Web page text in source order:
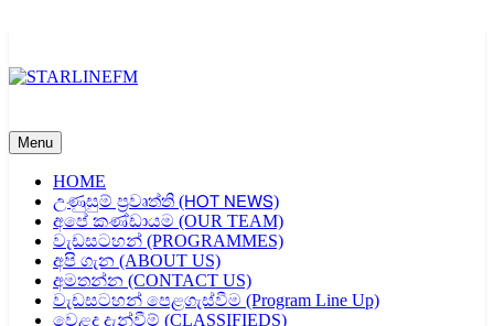
Menu
HOME
උණුසුම් ප්‍රවෘත්ති (𝖧𝖮𝖳 𝖭𝖤𝖶𝖲)
අපේ කණ්ඩායම (OUR TEAM)
වැඩසටහන් (PROGRAMMES)
අපි ගැන (ABOUT US)
අමතන්න (CONTACT US)
වැඩසටහන් පෙළගැස්වීම (Program Line Up)
වෙළද දැන්වීම් (CLASSIFIEDS)